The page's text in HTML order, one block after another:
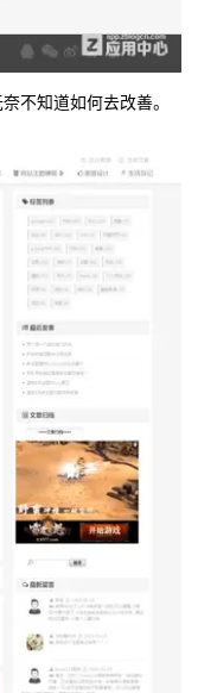
不知道如何去改善。